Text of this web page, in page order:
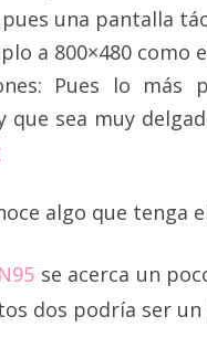
pues una pantalla
a 800×480 como
Pues lo
que sea muy
algo que tenga
se acerca un
dos podría ser